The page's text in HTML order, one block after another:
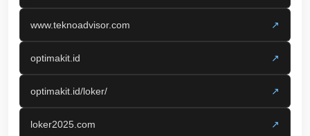
www.teknoadvisor.com ↗
optimakit.id ↗
optimakit.id/loker/ ↗
loker2025.com ↗